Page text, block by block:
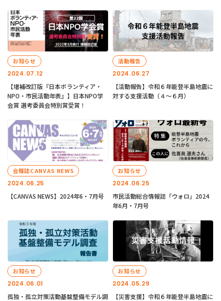
2024.07.12
お知らせ
【増補改訂版『日本ボランティア・
NPO・市民活動年表』】日本NPO学
会賞 選考委員会特別賞受賞！
2024.06.27
活動報告
【活動報告】令和６年能登半島地震に
対する支援活動（４〜６月）
2024.06.25
会報誌CANVAS NEWS
【CANVAS NEWS】2024年6・7月号
2024.06.25
お知らせ
市民活動総合情報誌「ウォロ」2024
年6月・7月号
2024.06.01
お知らせ
孤独・孤立対策活動基盤整備モデル調
2024.05.29
お知らせ
【災害支援】令和６年能登半島地震に